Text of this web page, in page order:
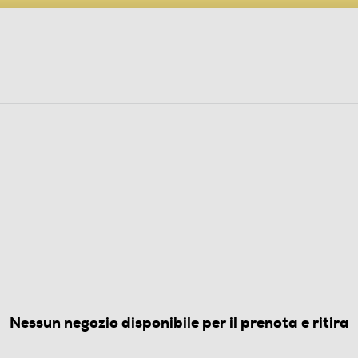
Nessun negozio disponibile per il prenota e ritira